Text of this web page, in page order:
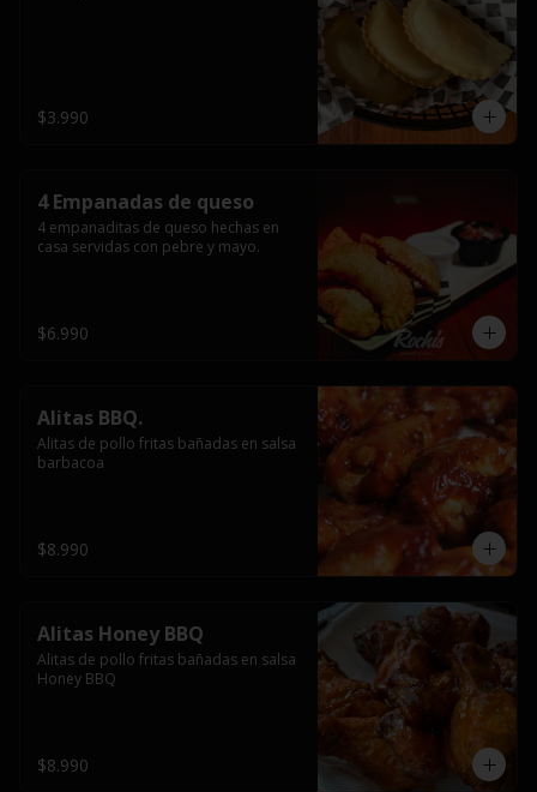
$3.990
4 Empanadas de queso
4 empanaditas de queso hechas en
casa servidas con pebre y mayo.
$6.990
Alitas BBQ.
Alitas de pollo fritas bañadas en salsa
barbacoa
$8.990
Alitas Honey BBQ
Alitas de pollo fritas bañadas en salsa
Honey BBQ
$8.990